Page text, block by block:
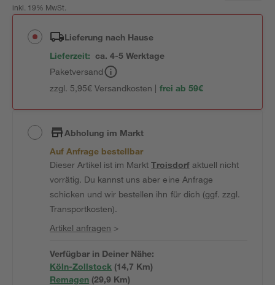
inkl. 19% MwSt.
Lieferung nach Hause
Lieferzeit: ca. 4-5 Werktage
Paketversand
zzgl. 5,95€ Versandkosten | frei ab 59€
Abholung im Markt
Auf Anfrage bestellbar
Dieser Artikel ist im MarktTroisdorfaktuell nicht
vorrätig. Du kannst uns aber eine Anfrage
schicken und wir bestellen ihn für dich (ggf. zzgl.
Transportkosten).
Artikel anfragen >
Verfügbar in Deiner Nähe:
Köln-Zollstock (14,7 Km)
Remagen (29,9 Km)